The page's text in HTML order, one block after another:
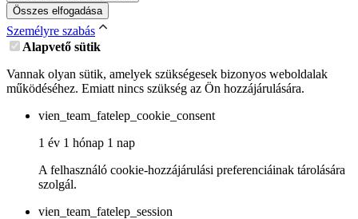
Összes elfogadása
Személyre szabás
Alapvető sütik
Vannak olyan sütik, amelyek szükségesek bizonyos weboldalak
működéséhez. Emiatt nincs szükség az Ön hozzájárulására.
vien_team_fatelep_cookie_consent
1 év 1 hónap 1 nap
A felhasználó cookie-hozzájárulási preferenciáinak tárolására
szolgál.
vien_team_fatelep_session